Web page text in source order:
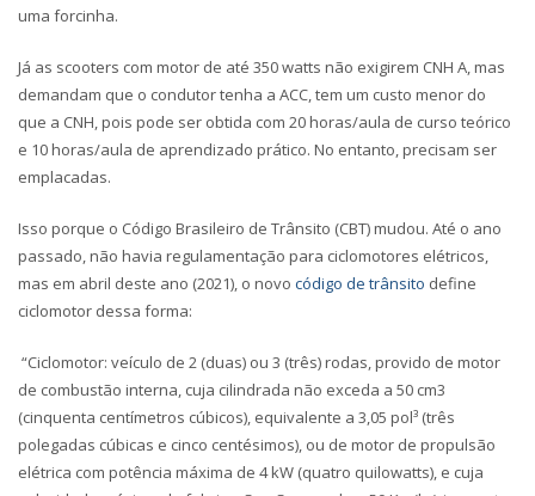
uma forcinha.
Já as scooters com motor de até 350 watts não exigirem CNH A, mas
demandam que o condutor tenha a ACC, tem um custo menor do
que a CNH, pois pode ser obtida com 20 horas/aula de curso teórico
e 10 horas/aula de aprendizado prático. No entanto, precisam ser
emplacadas.
Isso porque o Código Brasileiro de Trânsito (CBT) mudou. Até o ano
passado, não havia regulamentação para ciclomotores elétricos,
mas em abril deste ano (2021), o novo código de trânsito define
ciclomotor dessa forma:
“Ciclomotor: veículo de 2 (duas) ou 3 (três) rodas, provido de motor
de combustão interna, cuja cilindrada não exceda a 50 cm3
(cinquenta centímetros cúbicos), equivalente a 3,05 pol³ (três
polegadas cúbicas e cinco centésimos), ou de motor de propulsão
elétrica com potência máxima de 4 kW (quatro quilowatts), e cuja